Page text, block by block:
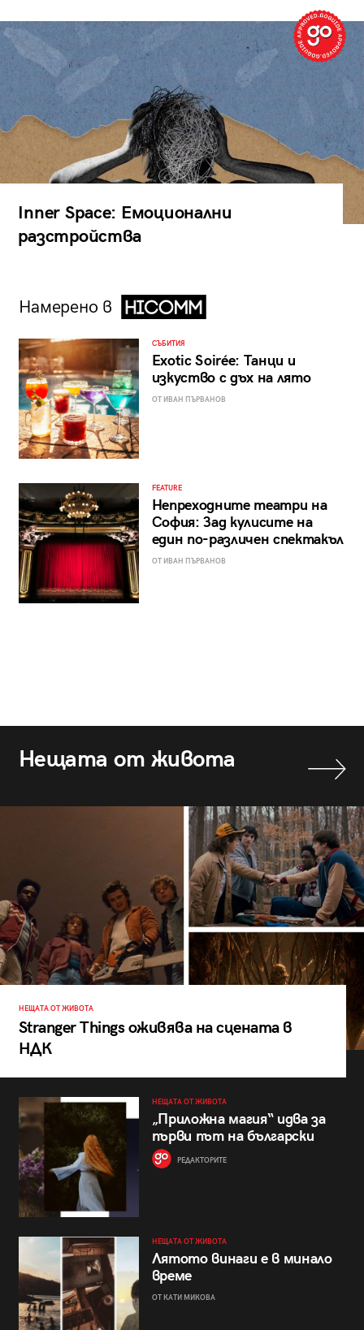
Inner Space: Емоционални
разстройства
Намерено в
СЪБИТИЯ
Exotic Soirée: Танци и
изкуство с дъх на лято
ОТ ИВАН ПЪРВАНОВ
FEATURE
Непреходните театри на
София: Зад кулисите на
един по-различен спектакъл
ОТ ИВАН ПЪРВАНОВ
Нещата от живота
НЕЩАТА ОТ ЖИВОТА
Stranger Things оживява на сцената в
НДК
НЕЩАТА ОТ ЖИВОТА
„Приложна магия“ идва за
първи път на български
РЕДАКТОРИТЕ
НЕЩАТА ОТ ЖИВОТА
Лятото винаги е в минало
време
ОТ КАТИ МИКОВА